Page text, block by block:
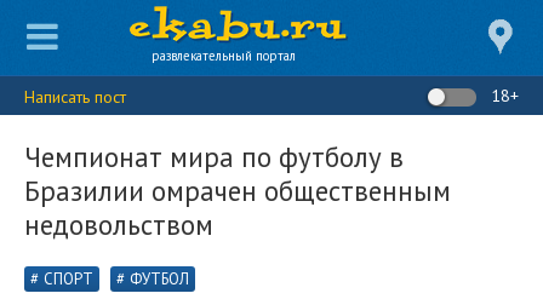
развлекательный портал
Написать пост 18+
Чемпионат мира по футболу в
Бразилии омрачен общественным
недовольством
СПОРТ ФУТБОЛ